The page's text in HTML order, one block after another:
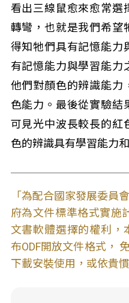
看出三線鼠愈來愈常選
轉彎，也就是我們希望
得知牠們具有記憶能力
有記憶能力與學習能力
他們對顏色的辨識能力
色能力。最後從實驗結
可見光中波長較長的紅
色的辨識具有學習能力
「為配合國家發展委員
府為文件標準格式實施
文書軟體選擇的權利，
布ODF開放文件格式，
下載安裝使用，或依貴